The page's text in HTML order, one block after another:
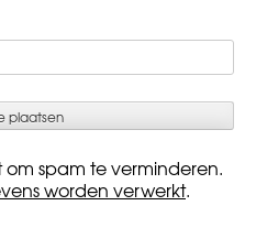
om spam te verminderen.
worden verwerkt.